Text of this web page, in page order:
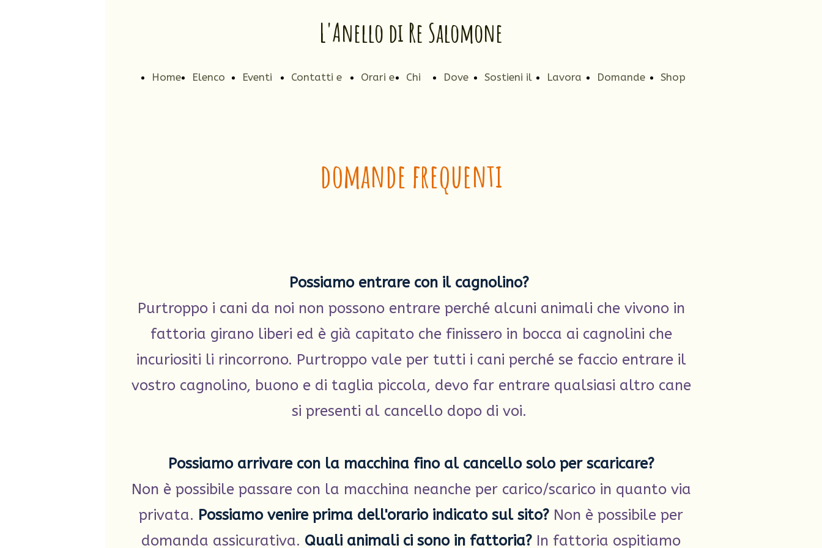
L'Anello di Re Salomone
Home Elenco Eventi Contatti e Orari e Chi Dove Sostieni il Lavora Domande Shop
domande frequenti
Possiamo entrare con il cagnolino?
Purtroppo i cani da noi non possono entrare perché alcuni animali che vivono in
fattoria girano liberi ed è già capitato che finissero in bocca ai cagnolini che
incuriositi li rincorrono. Purtroppo vale per tutti i cani perché se faccio entrare il
vostro cagnolino, buono e di taglia piccola, devo far entrare qualsiasi altro cane
si presenti al cancello dopo di voi.
Possiamo arrivare con la macchina fino al cancello solo per scaricare?
Non è possibile passare con la macchina neanche per carico/scarico in quanto via
privata. Possiamo venire prima dell'orario indicato sul sito? Non è possibile per
domanda assicurativa. Quali animali ci sono in fattoria? In fattoria ospitiamo